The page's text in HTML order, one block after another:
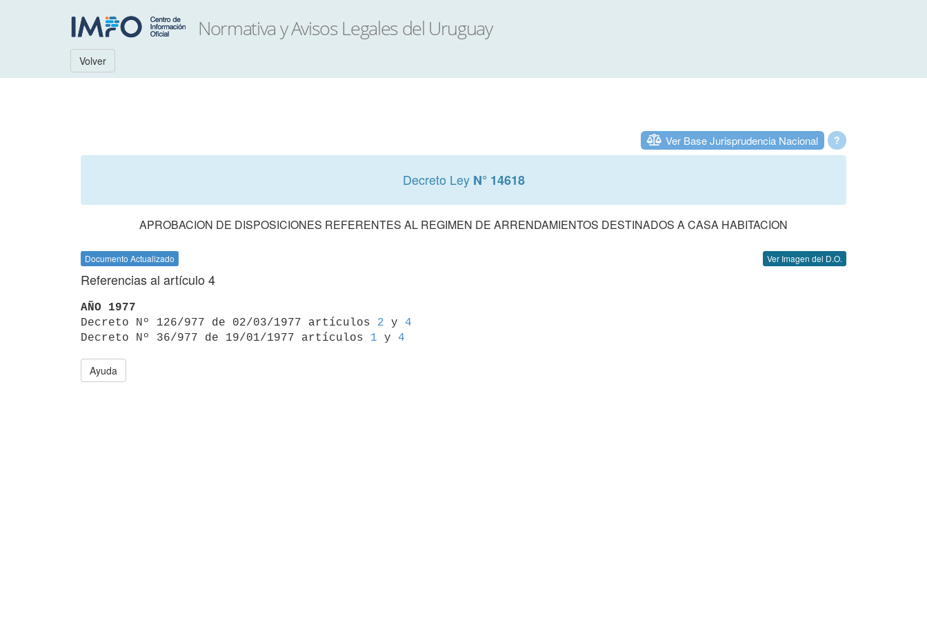
Volver
?
Ver Base Jurisprudencia Nacional
Decreto Ley N° 14618
APROBACION DE DISPOSICIONES REFERENTES AL REGIMEN DE ARRENDAMIENTOS DESTINADOS A CASA HABITACION
Documento Actualizado Ver Imagen del D.O.
Referencias al artículo 4
AÑO 1977
Decreto Nº 126/977 de 02/03/1977 artículos 2 y 4
Decreto Nº 36/977 de 19/01/1977 artículos 1 y 4
Ayuda